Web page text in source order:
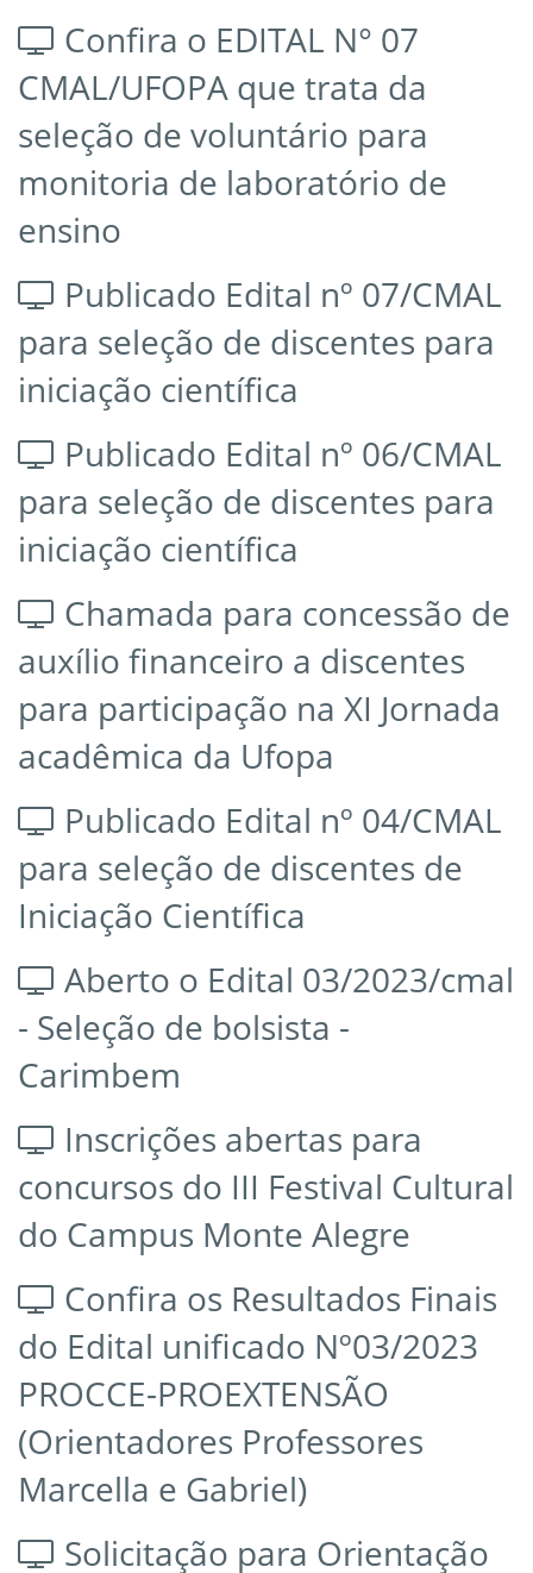
Confira o EDITAL N° 07
CMAL/UFOPA que trata da
seleção de voluntário para
monitoria de laboratório de
ensino
Publicado Edital nº 07/CMAL
para seleção de discentes para
iniciação científica
Publicado Edital nº 06/CMAL
para seleção de discentes para
iniciação científica
Chamada para concessão de
auxílio financeiro a discentes
para participação na XI Jornada
acadêmica da Ufopa
Publicado Edital nº 04/CMAL
para seleção de discentes de
Iniciação Científica
Aberto o Edital 03/2023/cmal
- Seleção de bolsista -
Carimbem
Inscrições abertas para
concursos do III Festival Cultural
do Campus Monte Alegre
Confira os Resultados Finais
do Edital unificado Nº03/2023
PROCCE-PROEXTENSÃO
(Orientadores Professores
Marcella e Gabriel)
Solicitação para Orientação